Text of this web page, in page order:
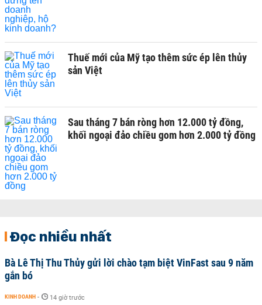
Thuế mới của Mỹ tạo thêm sức ép lên thủy
sản Việt
Sau tháng 7 bán ròng hơn 12.000 tỷ đồng,
khối ngoại đảo chiều gom hơn 2.000 tỷ đồng
Đọc nhiều nhất
Bà Lê Thị Thu Thủy gửi lời chào tạm biệt VinFast sau 9 năm
gắn bó
KINH DOANH - 14 giờ trước